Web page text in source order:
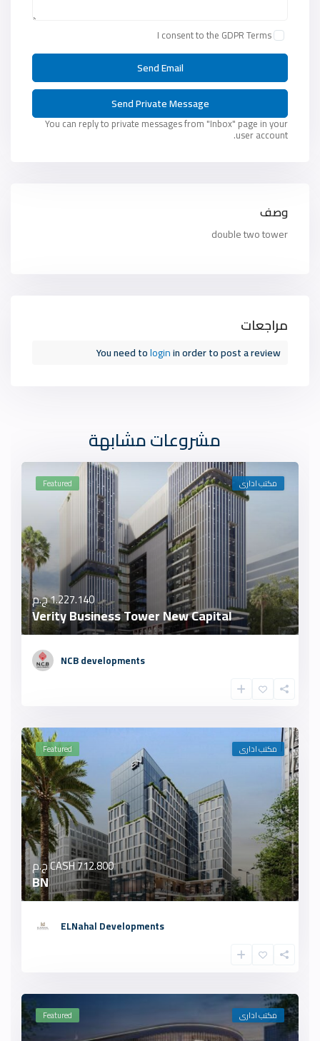
وصف
double two tower
I consent to the GDPR Terms
You can reply to private messages from "Inbox" page in your
user account.
مراجعات
You need tologinin order to post a review
مشروعات مشابهة
Featured مكتب ادارى
1.227.140 ج.م
Verity Business Tower New Capital
NCB developments
Featured مكتب ادارى
CASH712.800 ج.م
BN
ELNahal Developments
Featured مكتب ادارى